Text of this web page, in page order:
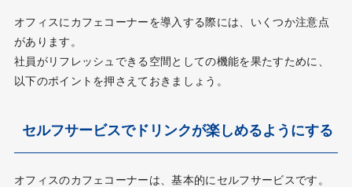
オフィスにカフェコーナーを導入する際には、いくつか注意点
があります。
社員がリフレッシュできる空間としての機能を果たすために、
以下のポイントを押さえておきましょう。
セルフサービスでドリンクが楽しめるようにする
オフィスのカフェコーナーは、基本的にセルフサービスです。